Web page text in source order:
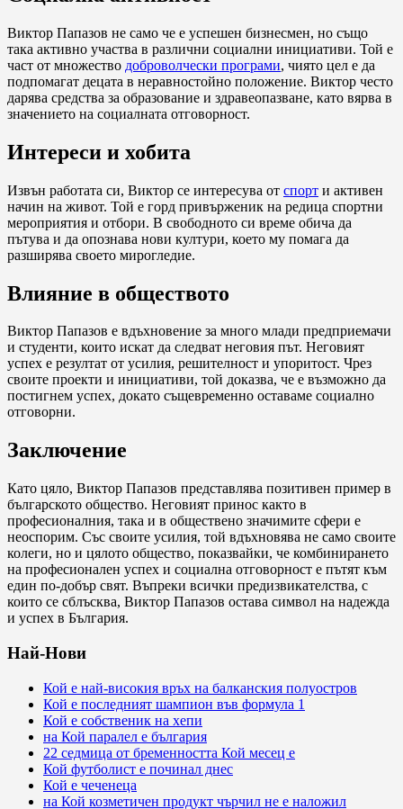
Виктор Папазов не само че е успешен бизнесмен, но също
така активно участва в различни социални инициативи. Той е
част от множество доброволчески програми, чиято цел е да
подпомагат децата в неравностойно положение. Виктор често
дарява средства за образование и здравеопазване, като вярва в
значението на социалната отговорност.
Интереси и хобита
Извън работата си, Виктор се интересува от спорт и активен
начин на живот. Той е горд привърженик на редица спортни
мероприятия и отбори. В свободното си време обича да
пътува и да опознава нови култури, което му помага да
разширява своето мирогледие.
Влияние в обществото
Виктор Папазов е вдъхновение за много млади предприемачи
и студенти, които искат да следват неговия път. Неговият
успех е резултат от усилия, решителност и упоритост. Чрез
своите проекти и инициативи, той доказва, че е възможно да
постигнем успех, докато същевременно оставаме социално
отговорни.
Заключение
Като цяло, Виктор Папазов представлява позитивен пример в
българското общество. Неговият принос както в
професионалния, така и в обществено значимите сфери е
неоспорим. Със своите усилия, той вдъхновява не само своите
колеги, но и цялото общество, показвайки, че комбинирането
на професионален успех и социална отговорност е пътят към
един по-добър свят. Въпреки всички предизвикателства, с
които се сблъсква, Виктор Папазов остава символ на надежда
и успех в България.
Най-Нови
Кой е най-високия връх на балканския полуостров
Кой е последният шампион във формула 1
Кой е собственик на хепи
на Кой паралел е българия
22 седмица от бременността Кой месец е
Кой футболист е починал днес
Кой е чеченеца
на Кой козметичен продукт чърчил не е наложил